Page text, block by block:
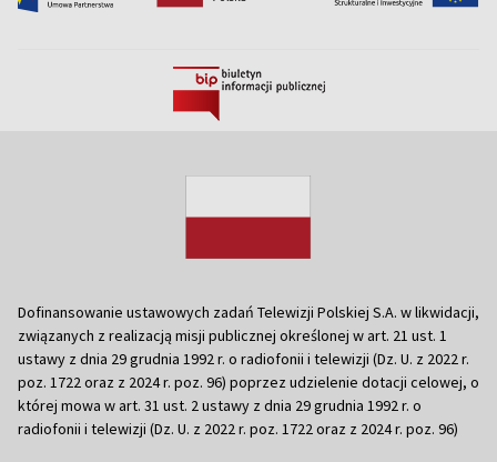
Dofinansowanie ustawowych zadań Telewizji Polskiej S.A. w likwidacji,
związanych z realizacją misji publicznej określonej w art. 21 ust. 1
ustawy z dnia 29 grudnia 1992 r. o radiofonii i telewizji (Dz. U. z 2022 r.
poz. 1722 oraz z 2024 r. poz. 96) poprzez udzielenie dotacji celowej, o
której mowa w art. 31 ust. 2 ustawy z dnia 29 grudnia 1992 r. o
radiofonii i telewizji (Dz. U. z 2022 r. poz. 1722 oraz z 2024 r. poz. 96)